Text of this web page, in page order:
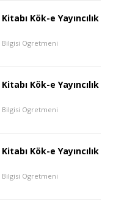
Kök-e Yayıncılık
Bilgisi Ogretmeni
Kök-e Yayıncılık
Bilgisi Ogretmeni
Kök-e Yayıncılık
Bilgisi Ogretmeni